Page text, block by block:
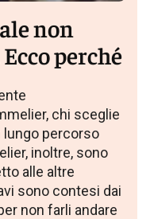
non
perché
chi sceglie
lungo percorso
inoltre, sono
alle altre
sono contesi dai
non farli andare